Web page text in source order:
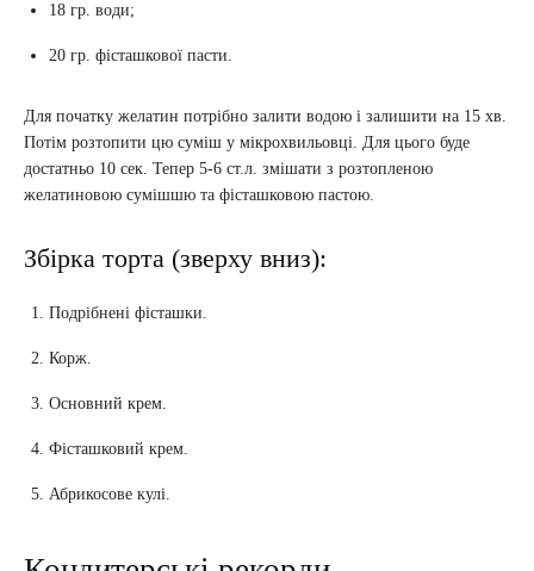
18 гр. води;
20 гр. фісташкової пасти.
Для початку желатин потрібно залити водою і залишити на 15 хв.
Потім розтопити цю суміш у мікрохвильовці. Для цього буде
достатньо 10 сек. Тепер 5-6 ст.л. змішати з розтопленою
желатиновою сумішшю та фісташковою пастою.
Збірка торта (зверху вниз):
Подрібнені фісташки.
Корж.
Основний крем.
Фісташковий крем.
Абрикосове кулі.